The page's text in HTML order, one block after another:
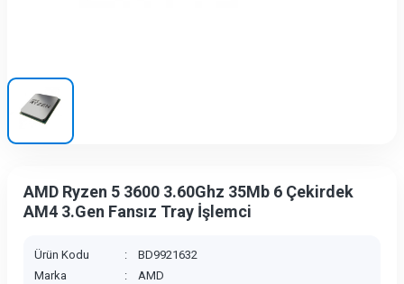
AMD Ryzen 5 3600 3.60Ghz 35Mb 6 Çekirdek
AM4 3.Gen Fansız Tray İşlemci
Ürün Kodu :
BD9921632
Marka
:
AMD